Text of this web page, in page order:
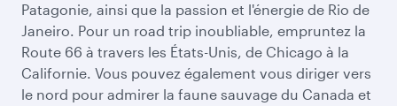
Patagonie, ainsi que la passion et l'énergie de Rio de
Janeiro. Pour un road trip inoubliable, empruntez la
Route 66 à travers les États-Unis, de Chicago à la
Californie. Vous pouvez également vous diriger vers
le nord pour admirer la faune sauvage du Canada et